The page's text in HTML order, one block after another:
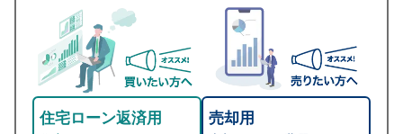
住宅ローン返済用 売却用